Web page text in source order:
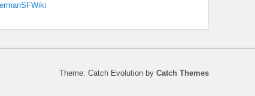
Theme: Catch Evolution by Catch Themes